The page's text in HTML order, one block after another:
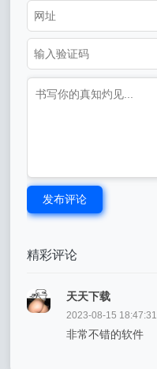
发布评论
精彩评论
天天下载
2023-08-15 18:47:31
非常不错的软件